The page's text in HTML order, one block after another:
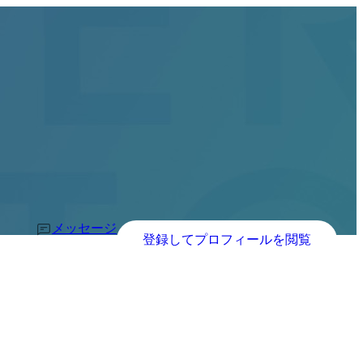
メッセージ
登録してプロフィールを閲覧